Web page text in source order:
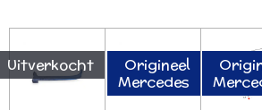
Uitverkocht
Origineel
Mercedes